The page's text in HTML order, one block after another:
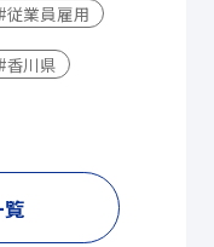
従業員雇用
香川県